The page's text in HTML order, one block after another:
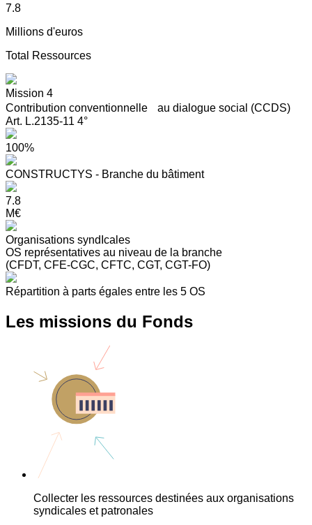
7.8
Millions d'euros
Total Ressources
Mission 4
Contribution conventionnelle au dialogue social (CCDS)
Art. L.2135-11 4°
100%
CONSTRUCTYS - Branche du bâtiment
7.8
M€
Organisations syndIcales
OS représentatives au niveau de la branche
(CFDT, CFE-CGC, CFTC, CGT, CGT-FO)
Répartition à parts égales entre les 5 OS
Les missions du Fonds
Collecter les ressources destinées aux organisations
syndicales et patronales